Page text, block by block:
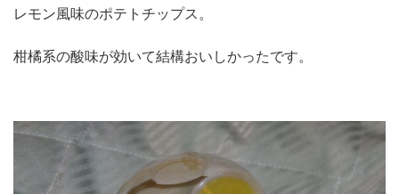
レモン風味のポテトチップス。
柑橘系の酸味が効いて結構おいしかったです。